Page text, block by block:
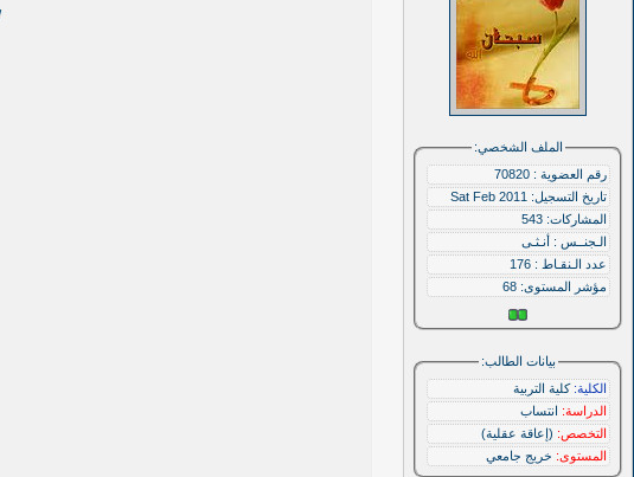
الملف الشخصي:
رقم العضوية : 70820
تاريخ التسجيل: Sat Feb 2011
المشاركات: 543
الـجنــس : أنـثـى
عدد الـنقـاط : 176
مؤشر المستوى: 68
بيانات الطالب:
الكلية: كلية التربية
الدراسة: انتساب
التخصص: (إعاقة عقلية)
المستوى: خريج جامعي